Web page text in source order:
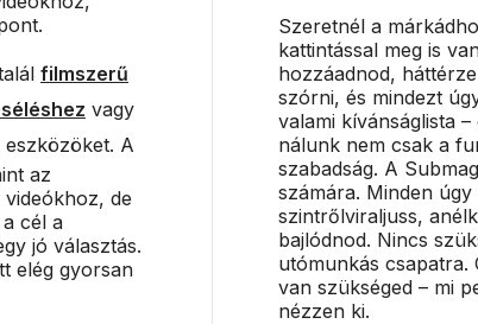
filmszerű
vagy
eszközöket. A
az
de
cél a
jó választás.
elég gyorsan
Szeretnél a
kattintással meg is
hozzáadnod,
szórni, és mindezt
valami kívánságlista
nálunk nem csak a
szabadság. A
számára. Minden
szintrőlviraljuss,
bajlódnod. Nincs
utómunkás csapatra.
van szükséged – mi
nézzen ki.